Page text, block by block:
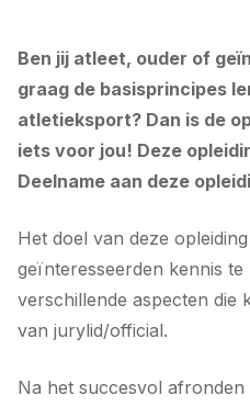
Ben jij atleet, ouder of
graag de basisprincipes
atletieksport? Dan is de
iets voor jou! Deze
Deelname aan deze
Het doel van deze
geïnteresseerden kennis te
verschillende aspecten die
van jurylid/official.
Na het succesvol